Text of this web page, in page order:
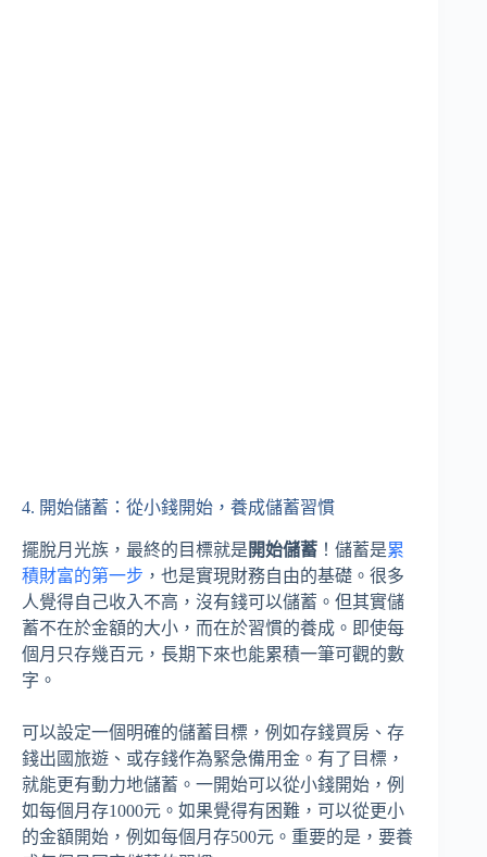
4. 開始儲蓄：從小錢開始，養成儲蓄習慣
擺脫月光族，最終的目標就是 開始儲蓄 ！儲蓄是累
積財富的第一步 ，也是實現財務自由的基礎。很多
人覺得自己收入不高，沒有錢可以儲蓄。但其實儲
蓄不在於金額的大小，而在於習慣的養成。即使每
個月只存幾百元，長期下來也能累積一筆可觀的數
字。
可以設定一個明確的儲蓄目標，例如存錢買房、存
錢出國旅遊、或存錢作為緊急備用金。有了目標，
就能更有動力地儲蓄。一開始可以從小錢開始，例
如每個月存1000元。如果覺得有困難，可以從更小
的金額開始，例如每個月存500元。重要的是，要養